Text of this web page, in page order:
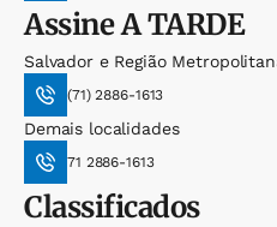
AssineA TARDE
Salvador e Região
(71) 2886-1613
Demais localidades
71 2886-1613
Classificados